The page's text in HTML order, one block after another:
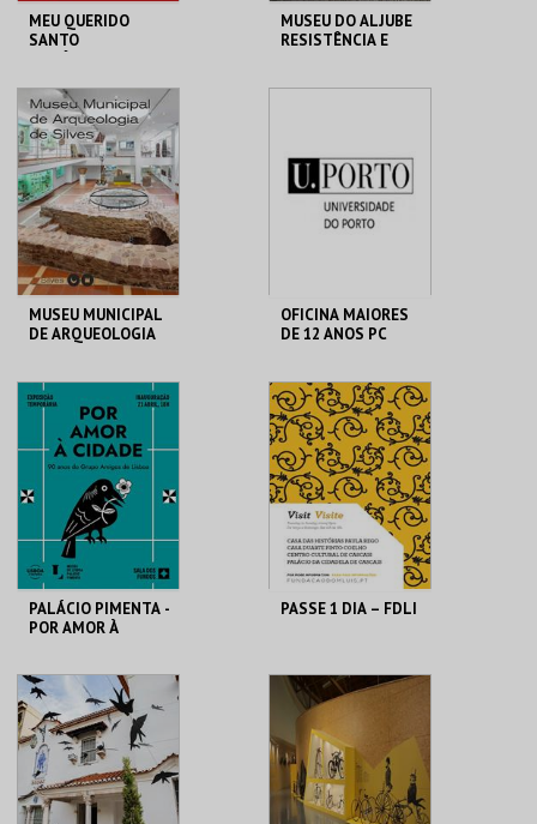
MEU QUERIDO
SANTO
PARTICULARES-EXP
TEMPORÁRIA
ML - SANTO
ANTÓNIO
MAIS INFO
COMPRAR
MUSEU DO ALJUBE
RESISTÊNCIA E
MAIS INFO
COMPRAR
MUSEU MUNICIPAL
DE ARQUEOLOGIA
MUSEU MUNIC. ARQ.
SILVES
MAIS INFO
COMPRAR
OFICINA MAIORES
DE 12 ANOS PC
MHNC-UP - POLO
CENTRAL
MAIS INFO
COMPRAR
PALÁCIO PIMENTA -
POR AMOR À
ML - PALÁCIO
PIMENTA
MAIS INFO
COMPRAR
PASSE 1 DIA – FDLI
CENTRO CULTURAL
CASCAIS
MAIS INFO
COMPRAR